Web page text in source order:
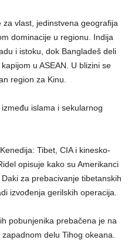
vlast, jedinstvena geografija
dominacije u regionu. Indija
i istoku, dok Bangladeš deli
u ASEAN. U blizini se
region za Kinu.
islama i sekularnog
Tibet, CIA i kinesko-
opisuje kako su Amerikanci
za prebacivanje tibetanskih
izvođenja gerilskih operacija.
pobunjenika prebačena je na
delu Tihog okeana.